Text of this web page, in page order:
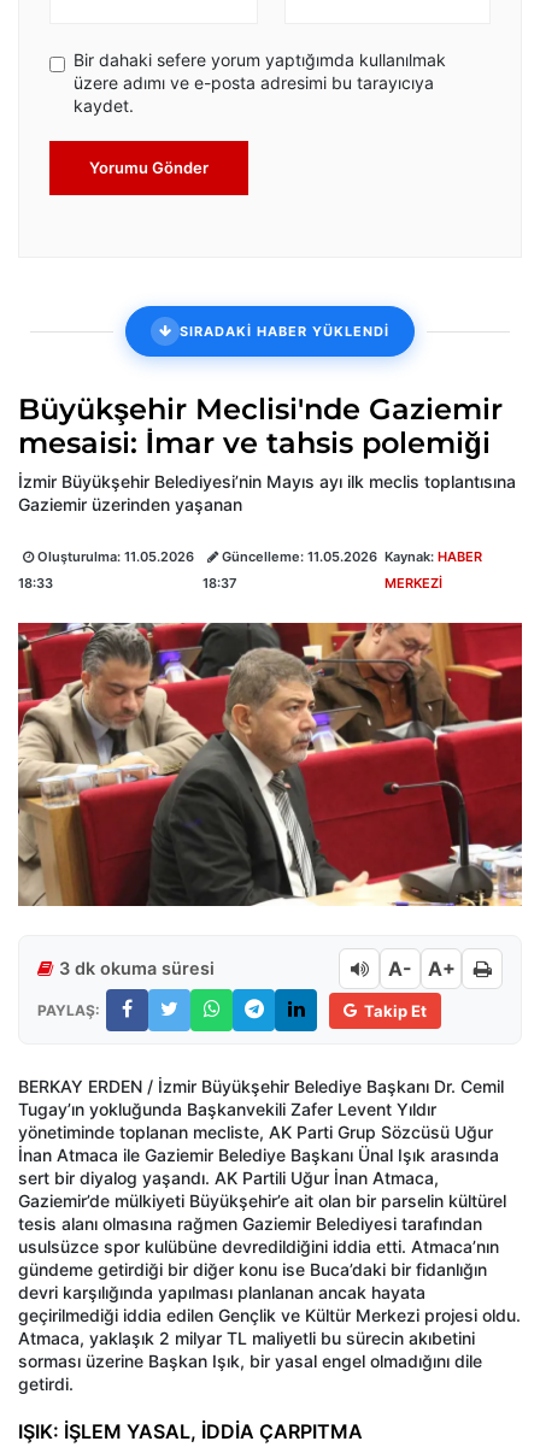
Bir dahaki sefere yorum yaptığımda kullanılmak
üzere adımı ve e-posta adresimi bu tarayıcıya
kaydet.
Yorumu Gönder
SIRADAKİ HABER YÜKLENDİ
Büyükşehir Meclisi'nde Gaziemir
mesaisi: İmar ve tahsis polemiği
İzmir Büyükşehir Belediyesi’nin Mayıs ayı ilk meclis toplantısına
Gaziemir üzerinden yaşanan
Oluşturulma: 11.05.2026
18:33
Güncelleme:11.05.2026
18:37
Kaynak:HABER
MERKEZİ
3 dk okuma süresi A- A+
PAYLAŞ: Takip Et
BERKAY ERDEN / İzmir Büyükşehir Belediye Başkanı Dr. Cemil
Tugay’ın yokluğunda Başkanvekili Zafer Levent Yıldır
yönetiminde toplanan mecliste, AK Parti Grup Sözcüsü Uğur
İnan Atmaca ile Gaziemir Belediye Başkanı Ünal Işık arasında
sert bir diyalog yaşandı. AK Partili Uğur İnan Atmaca,
Gaziemir’de mülkiyeti Büyükşehir’e ait olan bir parselin kültürel
tesis alanı olmasına rağmen Gaziemir Belediyesi tarafından
usulsüzce spor kulübüne devredildiğini iddia etti. Atmaca’nın
gündeme getirdiği bir diğer konu ise Buca’daki bir fidanlığın
devri karşılığında yapılması planlanan ancak hayata
geçirilmediği iddia edilen Gençlik ve Kültür Merkezi projesi oldu.
Atmaca, yaklaşık 2 milyar TL maliyetli bu sürecin akıbetini
sorması üzerine Başkan Işık, bir yasal engel olmadığını dile
getirdi.
IŞIK: İŞLEM YASAL, İDDİA ÇARPITMA